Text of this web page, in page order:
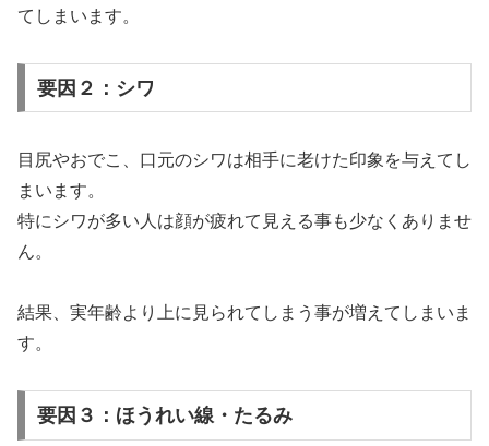
てしまいます。
要因２：シワ
目尻やおでこ、口元のシワは相手に老けた印象を与えてし
まいます。
特にシワが多い人は顔が疲れて見える事も少なくありませ
ん。
結果、実年齢より上に見られてしまう事が増えてしまいま
す。
要因３：ほうれい線・たるみ